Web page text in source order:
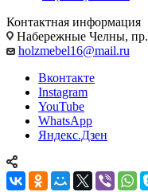
Контактная информация
Набережные Челны,
holzmebel16@mail.ru
Вконтакте
Instagram
YouTube
WhatsApp
Яндекс.Дзен